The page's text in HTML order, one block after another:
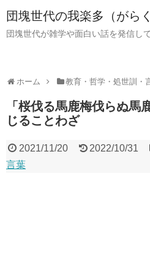
団塊世代の我楽多（がら
団塊世代が雑学や面白い話を発信し
ホーム 教育・哲学・処世訓・
「桜伐る馬鹿梅伐らぬ馬
じることわざ
2021/11/20 2022/10/31
言葉